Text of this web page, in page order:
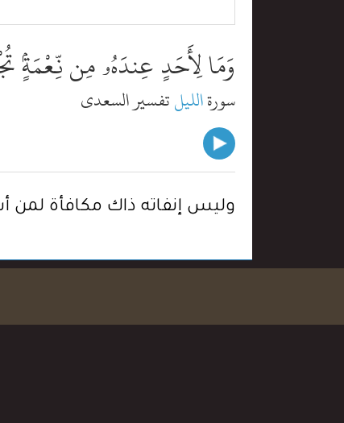
وَمَا لِأَحَدٍ عِندَهُۥ مِن نِّعْمَةٍۢ
سورةالليلتفسير السعدي
وليس إنفاته ذاك مكافأة لمن